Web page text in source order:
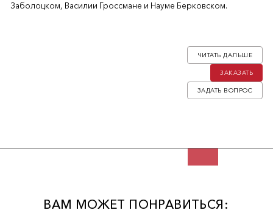
Заболоцком, Василии Гроссмане и Науме Берковском.
Ленинграде, после эвакуации переехала в Москву, в 1950 году
окончила филологический факультет МГУ. Короткое время
была секретарем Корнея Ивановича Чуковского, после чего
поступила на работу в редакцию «Литературного наследства».
ЗАДАТЬ ВОПРОС
ЗАКАЗАТЬ
ЧИТАТЬ ДАЛЬШЕ
ВАМ МОЖЕТ ПОНРАВИТЬСЯ: